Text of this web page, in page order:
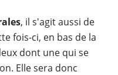
, il s'agit aussi de
fois-ci, en bas de la
dont une qui se
Elle sera donc